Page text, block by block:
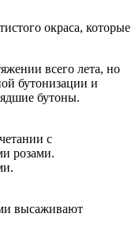
окраса, которые
всего лета, но
бутонизации и
бутоны.
с
розами.
высаживают